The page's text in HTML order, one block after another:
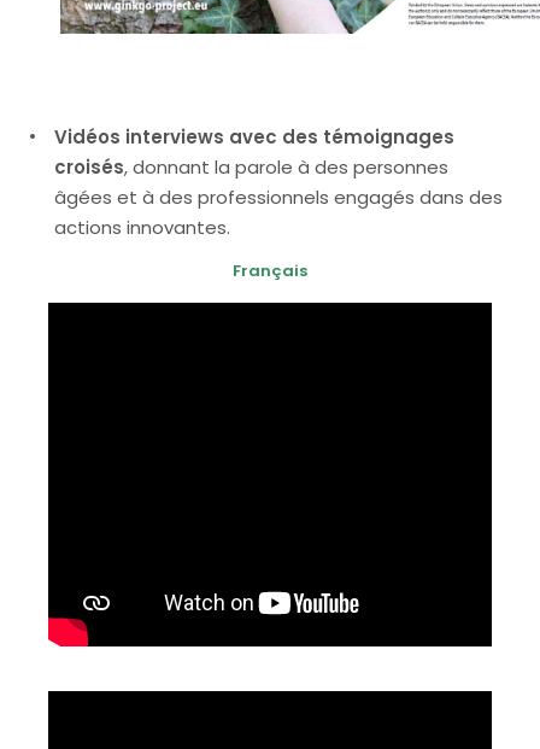
Vidéos interviews avec des témoignages
croisés, donnant la parole à des personnes
âgées et à des professionnels engagés dans des
actions innovantes.
Français